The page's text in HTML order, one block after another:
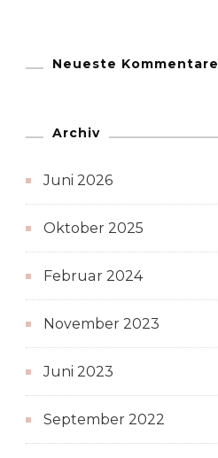
Neueste Kommentare
Archiv
Juni 2026
Oktober 2025
Februar 2024
November 2023
Juni 2023
September 2022